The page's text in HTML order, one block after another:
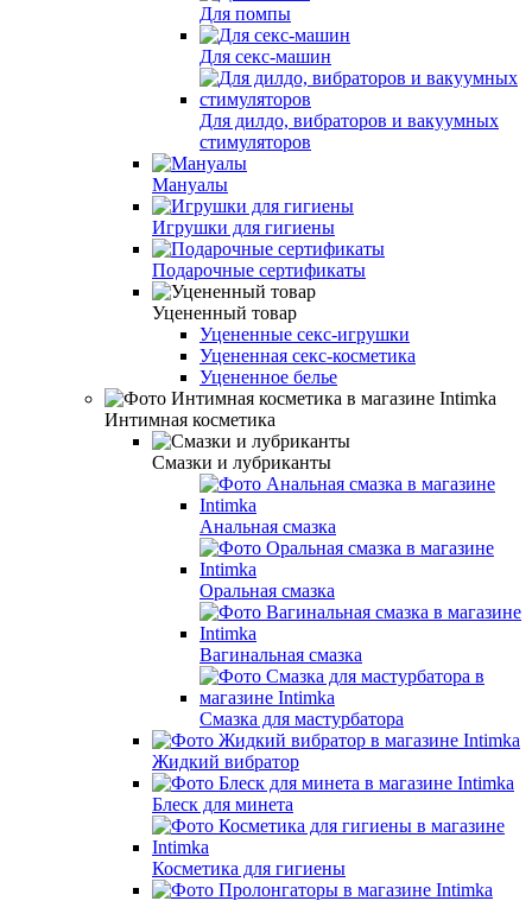
Для помпы
Для секс-машин
Для дилдо, вибраторов и вакуумных
стимуляторов
Мануалы
Игрушки для гигиены
Подарочные сертификаты
Уцененный товар
Уцененные секс-игрушки
Уцененная секс-косметика
Уцененное белье
Интимная косметика
Смазки и лубриканты
Анальная смазка
Оральная смазка
Вагинальная смазка
Смазка для мастурбатора
Жидкий вибратор
Блеск для минета
Косметика для гигиены